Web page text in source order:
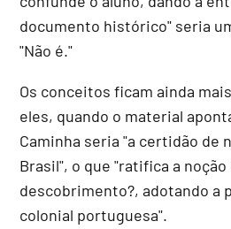
documento histórico" seria
"Não é."
Os conceitos ficam ainda
eles, quando o material
Caminha seria "a certidão de
Brasil", o que "ratifica a noção
descobrimento?, adotando a
colonial portuguesa".